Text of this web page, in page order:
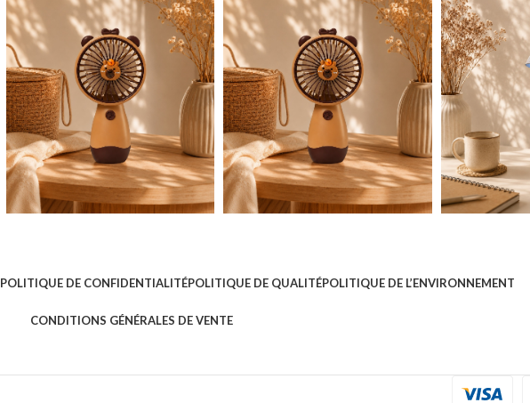
POLITIQUE DE CONFIDENTIALITÉPOLITIQUE DE QUALITÉPOLITIQUE DE L’ENVIRONNEMENT
CONDITIONS GÉNÉRALES DE VENTE